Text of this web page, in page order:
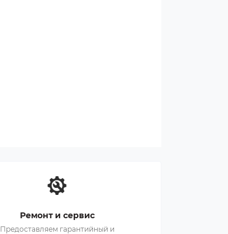
Ремонт и сервис
Предоставляем гарантийный и